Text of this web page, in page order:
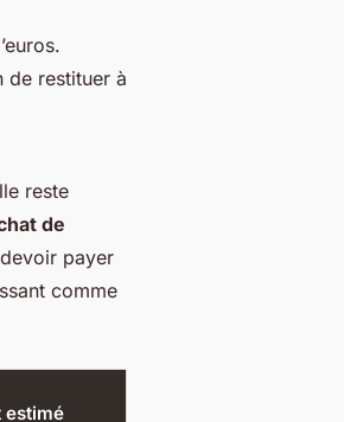
restituer à
reste
de
payer
comme
estimé